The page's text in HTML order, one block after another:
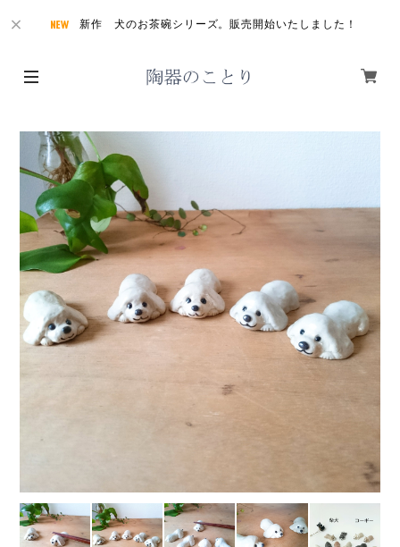
新作 犬のお茶碗シリーズ。販売開始いたしました！